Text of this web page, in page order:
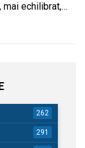
mai echilibrat,…
262
291